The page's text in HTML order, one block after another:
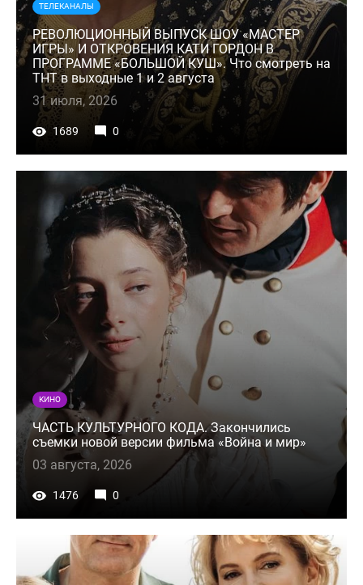
ТЕЛЕКАНАЛЫ
РЕВОЛЮЦИОННЫЙ ВЫПУСК ШОУ «МАСТЕР
ИГРЫ» И ОТКРОВЕНИЯ КАТИ ГОРДОН В
ПРОГРАММЕ «БОЛЬШОЙ КУШ». Что смотреть на
ТНТ в выходные 1 и 2 августа
31 июля, 2026
1689 0
КИНО
ЧАСТЬ КУЛЬТУРНОГО КОДА. Закончились
съемки новой версии фильма «Война и мир»
03 августа, 2026
1476 0